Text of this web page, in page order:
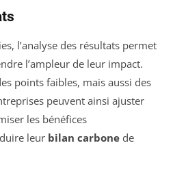
l’analyse des résultats permet
l’ampleur de leur impact.
points faibles, mais aussi des
peuvent ainsi ajuster
les bénéfices
leur bilan carbone de